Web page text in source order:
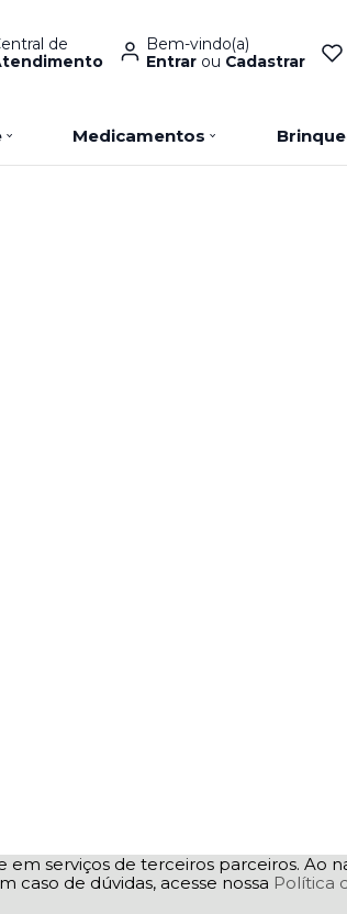
serviços de terceiros parceiros. Ao
caso de dúvidas, acesse nossa Política
de
Bem-vindo(a)
Entrar ou Cadastrar
Medicamentos